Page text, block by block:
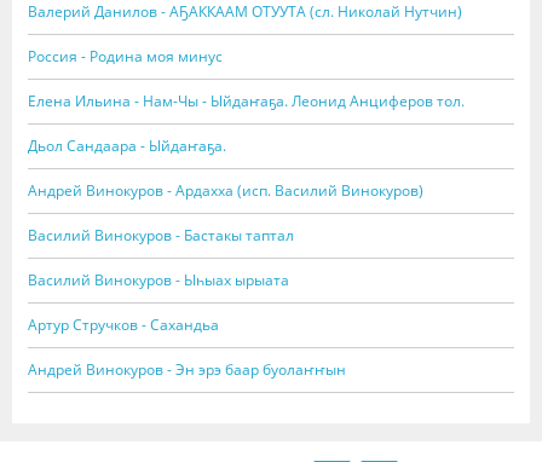
Валерий Данилов - АҔАККААМ ОТУУТА (сл. Николай Нутчин)
Россия - Родина моя минус
Елена Ильина - Нам-Чы - Ыйдаҥаҕа. Леонид Анциферов тол.
Дьол Сандаара - Ыйдаҥаҕа.
Андрей Винокуров - Ардахха (исп. Василий Винокуров)
Василий Винокуров - Бастакы таптал
Василий Винокуров - Ыһыах ырыата
Артур Стручков - Сахандьа
Андрей Винокуров - Эн эрэ баар буолаҥҥын